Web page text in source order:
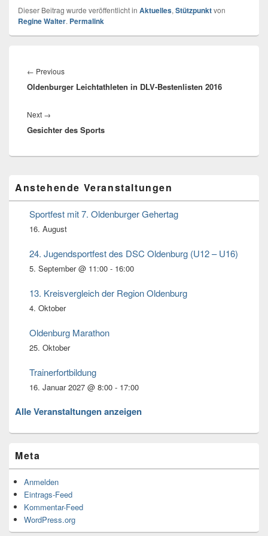
Dieser Beitrag wurde veröffentlicht in Aktuelles, Stützpunktvon
Regine Walter. Permalink
← Previous
post:
Oldenburger Leichtathleten in DLV-Bestenlisten 2016
Next →
post:
Gesichter des Sports
Seitenleisten
Widget-
Bereich
Anstehende Veranstaltungen
Sportfest mit 7. Oldenburger Gehertag
16. August
24. Jugendsportfest des DSC Oldenburg (U12 – U16)
5. September @ 11:00 - 16:00
13. Kreisvergleich der Region Oldenburg
4. Oktober
Oldenburg Marathon
25. Oktober
Trainerfortbildung
16. Januar 2027 @ 8:00 - 17:00
Alle Veranstaltungen anzeigen
Meta
Anmelden
Eintrags-Feed
Kommentar-Feed
WordPress.org